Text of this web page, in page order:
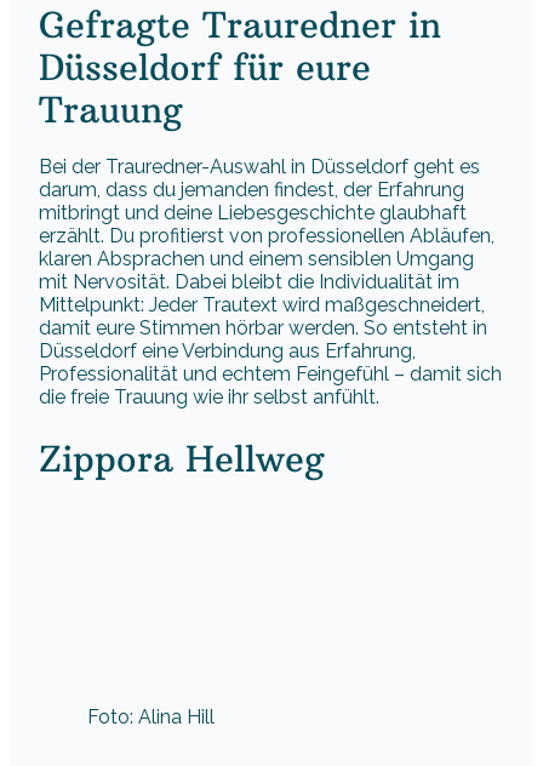
Gefragte Trauredner in
Düsseldorf für eure
Trauung
Bei der Trauredner-Auswahl in Düsseldorf geht es
darum, dass du jemanden findest, der Erfahrung
mitbringt und deine Liebesgeschichte glaubhaft
erzählt. Du profitierst von professionellen Abläufen,
klaren Absprachen und einem sensiblen Umgang
mit Nervosität. Dabei bleibt die Individualität im
Mittelpunkt: Jeder Trautext wird maßgeschneidert,
damit eure Stimmen hörbar werden. So entsteht in
Düsseldorf eine Verbindung aus Erfahrung,
Professionalität und echtem Feingefühl – damit sich
die freie Trauung wie ihr selbst anfühlt.
Zippora Hellweg
Foto: Alina Hill